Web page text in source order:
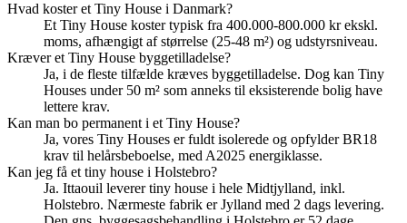
Hvad koster et Tiny House i Danmark?
Et Tiny House koster typisk fra 400.000-800.000 kr ekskl.
moms, afhængigt af størrelse (25-48 m²) og udstyrsniveau.
Kræver et Tiny House byggetilladelse?
Ja, i de fleste tilfælde kræves byggetilladelse. Dog kan Tiny
Houses under 50 m² som anneks til eksisterende bolig have
lettere krav.
Kan man bo permanent i et Tiny House?
Ja, vores Tiny Houses er fuldt isolerede og opfylder BR18
krav til helårsbeboelse, med A2025 energiklasse.
Kan jeg få et tiny house i Holstebro?
Ja. Ittaouil leverer tiny house i hele Midtjylland, inkl.
Holstebro. Nærmeste fabrik er Jylland med 2 dags levering.